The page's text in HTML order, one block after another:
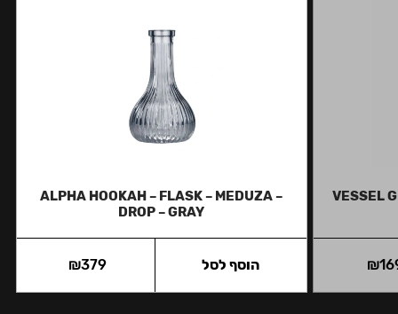
VESSEL
₪
ALPHA HOOKAH – FLASK – MEDUZA –
DROP – GRAY
₪379 הוסף לסל